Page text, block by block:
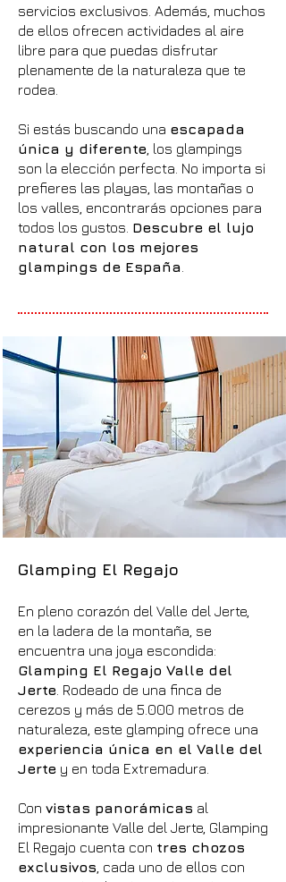
servicios exclusivos. Además, muchos
de ellos ofrecen actividades al aire
libre para que puedas disfrutar
plenamente de la naturaleza que te
rodea.
Si estás buscando una escapada
única y diferente , los glampings
son la elección perfecta. No importa si
prefieres las playas, las montañas o
los valles, encontrarás opciones para
todos los gustos. Descubre el lujo
natural con los mejores
glampings de España
Glamping El Regajo
En pleno corazón del Valle del Jerte,
en la ladera de la montaña, se
encuentra una joya escondida:
Glamping El Regajo Valle del
Jerte . Rodeado de una finca de
cerezos y más de 5.000 metros de
naturaleza, este glamping ofrece una
experiencia única en el Valle del
Jerte y en toda Extremadura.
Con vistas panorámicas al
impresionante Valle del Jerte, Glamping
El Regajo cuenta con tres chozos
exclusivos , cada uno de ellos con